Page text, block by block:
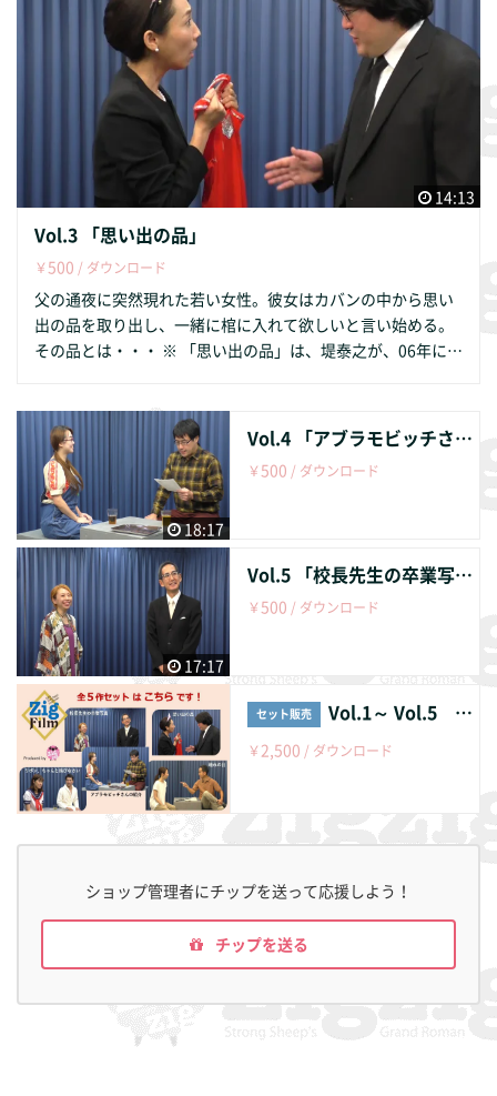
グランドロマン http://zigzigstrong.com
14:13
Vol.3 「思い出の品」
￥ 500 / ダウンロード
父の通夜に突然現れた若い女性。彼女はカバンの中から思い
出の品を取り出し、一緒に棺に入れて欲しいと言い始める。
その品とは・・・ ※ 「思い出の品」は、堤泰之が、06年に春
良 音 楽 ：HURT RECORD https://www.hurtrecord.com
企画・製作：ジグジグ・ストロングシープス・グランドロマ
ン http://zigzigstrong.com
18:17
Vol.4 「アブラモビッチさんの紹介」
￥ 500 / ダウンロード
17:17
Vol.5 「校長先生の卒業写真」
￥500 / ダウンロード
セット販売 Vol.1～ Vol.5 5作セット
￥ 2,500 / ダウンロード
ショップ管理者にチップを送って応援しよう！
チップを送る